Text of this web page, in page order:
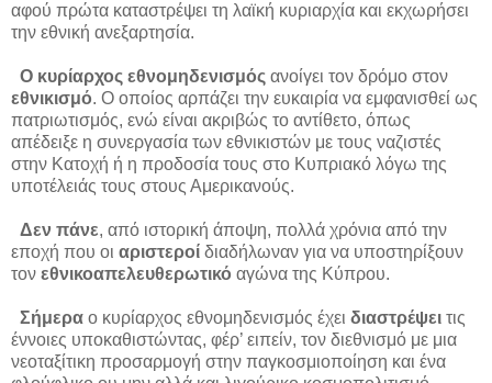
αφού πρώτα καταστρέψει τη λαϊκή κυριαρχία και εκχωρήσει
την εθνική ανεξαρτησία.
Ο κυρίαρχος εθνομηδενισμός ανοίγει τον δρόμο στον
εθνικισμό. Ο οποίος αρπάζει την ευκαιρία να εμφανισθεί ως
πατριωτισμός, ενώ είναι ακριβώς το αντίθετο, όπως
απέδειξε η συνεργασία των εθνικιστών με τους ναζιστές
στην Κατοχή ή η προδοσία τους στο Κυπριακό λόγω της
υποτέλειάς τους στους Αμερικανούς.
Δεν πάνε, από ιστορική άποψη, πολλά χρόνια από την
εποχή που οι αριστεροί διαδήλωναν για να υποστηρίξουν
τον εθνικοαπελευθερωτικό αγώνα της Κύπρου.
Σήμερα ο κυρίαρχος εθνομηδενισμός έχει διαστρέψει τις
έννοιες υποκαθιστώντας, φέρ’ ειπείν, τον διεθνισμό με μια
νεοταξίτικη προσαρμογή στην παγκοσμιοποίηση και ένα